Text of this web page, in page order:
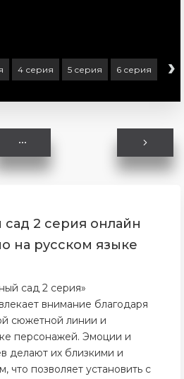
4 серия 5 серия 6 серия ›
2 серия онлайн
на русском языке
сад 2 серия»
внимание благодаря
сюжетной линии и
персонажей. Эмоции и
делают их близкими и
что позволяет установить с